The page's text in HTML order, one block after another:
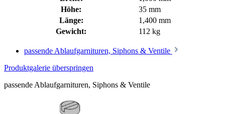
Höhe:
35 mm
Länge:
1,400 mm
Gewicht:
112 kg
passende Ablaufgarnituren, Siphons & Ventile
Produktgalerie überspringen
passende Ablaufgarnituren, Siphons & Ventile